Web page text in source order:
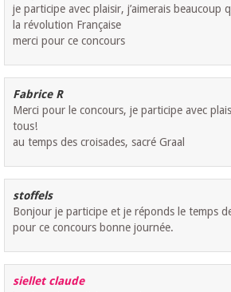
je participe avec plaisir, j’aimerais beaucoup
la révolution Française
merci pour ce concours
Fabrice R
Merci pour le concours, je participe avec
tous!
au temps des croisades, sacré Graal
stoffels
Bonjour je participe et je réponds le temps
pour ce concours bonne journée.
siellet claude